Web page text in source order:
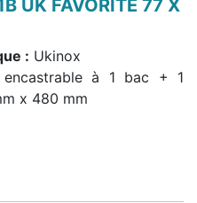
UK FAVORITE 77 X
: Ukinox
à 1 bac + 1
x 480 mm